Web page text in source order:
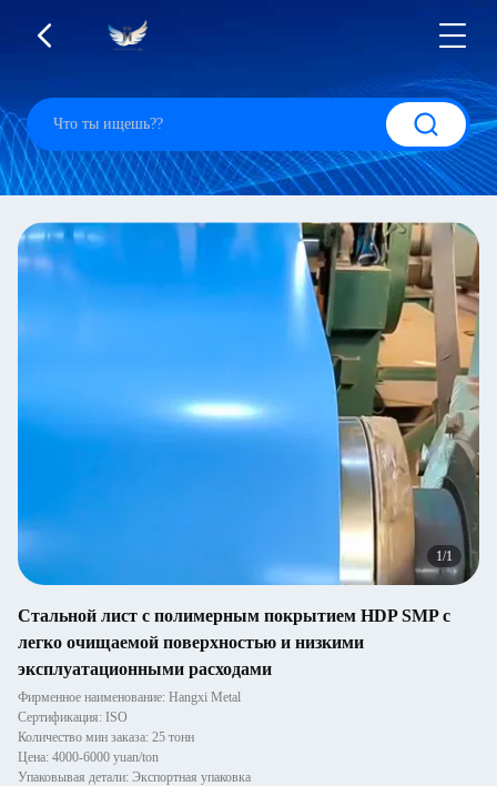
1/1
Стальной лист с полимерным покрытием HDP SMP с
легко очищаемой поверхностью и низкими
эксплуатационными расходами
Фирменное наименование: Hangxi Metal
Сертификация: ISO
Количество мин заказа: 25 тонн
Цена: 4000-6000 yuan/ton
Упаковывая детали: Экспортная упаковка